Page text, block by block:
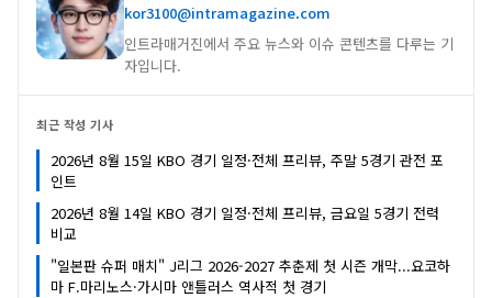
kor3100@intramagazine.com
인트라매거진에서 주요 뉴스와 이슈 콘텐츠를 다루는 기
자입니다.
최근 작성 기사
2026년 8월 15일 KBO 경기 일정·전체 프리뷰, 주말 5경기 관전 포
인트
2026년 8월 14일 KBO 경기 일정·전체 프리뷰, 금요일 5경기 전력
비교
"일본판 슈퍼 매치" J리그 2026-2027 추춘제 첫 시즌 개막...요코하
마 F.마리노스·가시마 앤틀러스 역사적 첫 경기